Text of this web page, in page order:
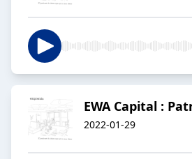
EWA Capital :
2022-01-29